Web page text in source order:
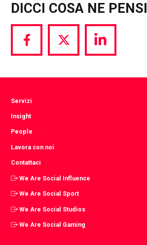
DICCI COSA NE PENSI
Share
via
Share
via
Share
via
Servizi
Insight
People
Lavora con noi
Contattaci
We Are Social Influence
We Are Social Sport
We Are Social Studios
We Are Social Gaming